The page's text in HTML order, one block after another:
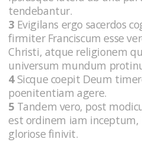
tendebantur.
3 Evigilans ergo sacerdos
firmiter Franciscum esse
Christi, atque religionem
universum mundum
4Sicque coepit Deum
poenitentiam agere.
5 Tandem vero, post
est ordinem iam
gloriose finivit.